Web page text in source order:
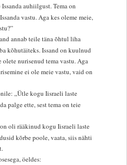
auhiilgust. Tema on
vastu. Aga kes oleme meie,
annab teile täna õhtul liha
kõhutäiteks. Issand on kuulnud
nurisenud tema vastu. Aga
ei ole meie vastu, vaid on
„Ütle kogu Iisraeli laste
palge ette, sest tema on teie
oli rääkinud kogu Iisraeli laste
kõrbe poole, vaata, siis nähti
öeldes: